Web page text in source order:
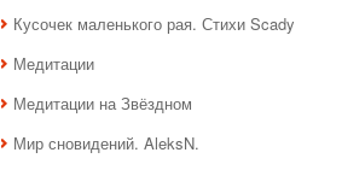
Кусочек маленького рая. Стихи Scady
Медитации
Медитации на Звёздном
Мир сновидений. AleksN.